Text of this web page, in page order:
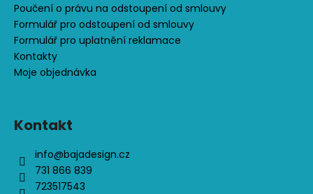
Poučení o právu na odstoupení od smlouvy
Formulář pro odstoupení od smlouvy
Formulář pro uplatnění reklamace
Kontakty
Moje objednávka
Kontakt
info@bajadesign.cz
731 866 839
723517543